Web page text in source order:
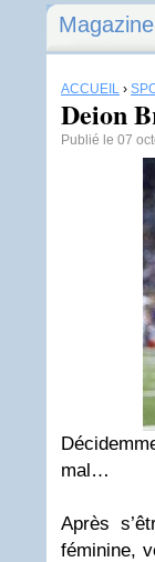
ACCUEIL ›
Deion
Publié le 07
mal…
Après
féminine,